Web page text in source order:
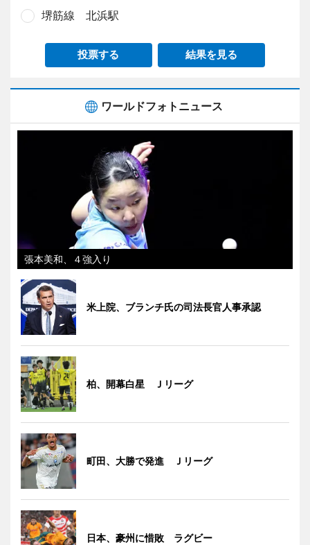
堺筋線 北浜駅
投票する 結果を見る
ワールドフォトニュース
張本美和、４強入り
米上院、ブランチ氏の司法長官人事承認
柏、開幕白星 Ｊリーグ
町田、大勝で発進 Ｊリーグ
日本、豪州に惜敗 ラグビー